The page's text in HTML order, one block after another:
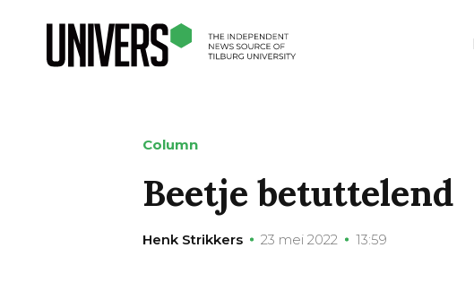
Column
Beetje betuttelend
Henk Strikkers 23 mei 2022 13:59